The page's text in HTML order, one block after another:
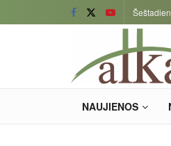
NAUJIENOS